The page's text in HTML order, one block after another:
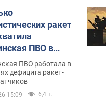
ракет
ПВО в
в Минобороны
цифру
ПВО работала в
дефицита ракет-
15:09 6,4 т.